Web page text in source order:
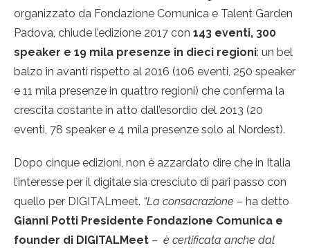
organizzato da Fondazione Comunica e Talent Garden
Padova, chiude l’edizione 2017 con 143 eventi, 300
speaker e 19 mila presenze in dieci regioni: un bel
balzo in avanti rispetto al 2016 (106 eventi, 250 speaker
e 11 mila presenze in quattro regioni) che conferma la
crescita costante in atto dall’esordio del 2013 (20
eventi, 78 speaker e 4 mila presenze solo al Nordest).
Dopo cinque edizioni, non è azzardato dire che in Italia
l’interesse per il digitale sia cresciuto di pari passo con
quello per DIGITALmeet. “La consacrazione – ha detto
Gianni Potti Presidente Fondazione Comunica e
founder di DIGITALMeet – è certificata anche dal